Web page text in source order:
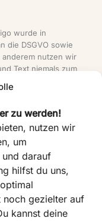
zu werden!
nutzen wir
um
darauf
hilfst du uns,
noch gezielter auf
kannst deine
wurde in
die DSGVO sowie
nutzen wir
Text niemals zum